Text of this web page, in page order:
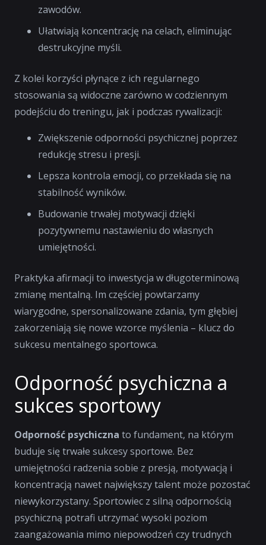
zawodów.
Ułatwiają koncentrację na celach, eliminując
destrukcyjne myśli.
Z kolei korzyści płynące z ich regularnego
stosowania są widoczne zarówno w codziennym
podejściu do treningu, jak i podczas rywalizacji:
Zwiększenie odporności psychicznej poprzez
redukcję stresu i presji.
Lepsza kontrola emocji, co przekłada się na
stabilność wyników.
Budowanie trwałej motywacji dzięki
pozytywnemu nastawieniu do własnych
umiejętności.
Praktyka afirmacji to inwestycja w długoterminową
zmianę mentalną. Im częściej powtarzamy
wiarygodne, spersonalizowane zdania, tym głębiej
zakorzeniają się nowe wzorce myślenia – klucz do
sukcesu mentalnego sportowca.
Odporność psychiczna a
sukces sportowy
Odporność psychiczna to fundament, na którym
buduje się trwałe sukcesy sportowe. Bez
umiejętności radzenia sobie z presją, motywacją i
koncentracją nawet największy talent może pozostać
niewykorzystany. Sportowiec z silną odpornością
psychiczną potrafi utrzymać wysoki poziom
zaangażowania mimo niepowodzeń czy trudnych